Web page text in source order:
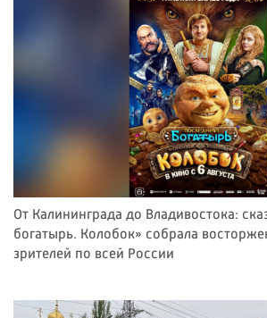
От Калининграда до Владивостока:
богатырь. Колобок» собрала
зрителей по всей России